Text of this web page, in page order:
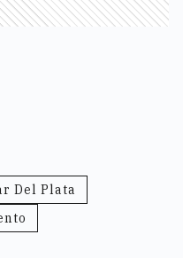
Del Plata